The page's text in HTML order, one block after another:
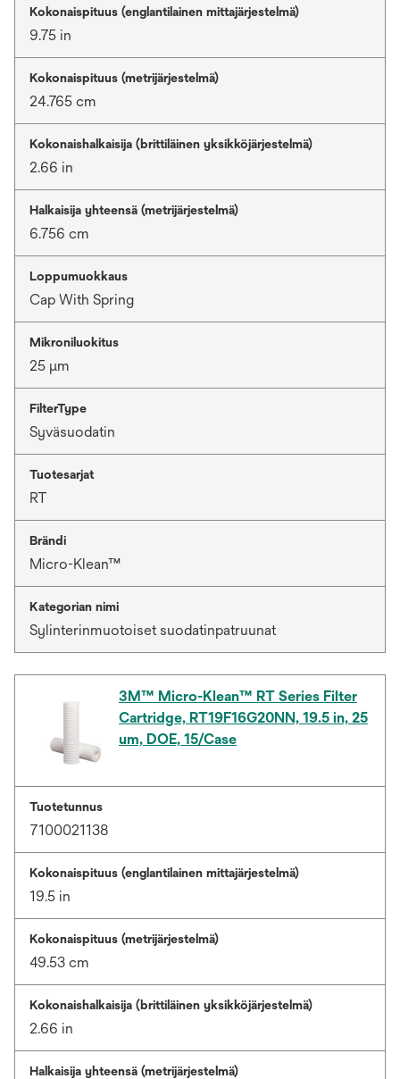
Kokonaispituus (englantilainen mittajärjestelmä)
9.75 in
Kokonaispituus (metrijärjestelmä)
24.765 cm
Kokonaishalkaisija (brittiläinen yksikköjärjestelmä)
2.66 in
Halkaisija yhteensä (metrijärjestelmä)
6.756 cm
Loppumuokkaus
Cap With Spring
Mikroniluokitus
25 μm
FilterType
Syväsuodatin
Tuotesarjat
RT
Brändi
Micro-Klean™
Kategorian nimi
Sylinterinmuotoiset suodatinpatruunat
3M™ Micro-Klean™ RT Series Filter
Cartridge, RT19F16G20NN, 19.5 in, 25
um, DOE, 15/Case
Tuotetunnus
7100021138
Kokonaispituus (englantilainen mittajärjestelmä)
19.5 in
Kokonaispituus (metrijärjestelmä)
49.53 cm
Kokonaishalkaisija (brittiläinen yksikköjärjestelmä)
2.66 in
Halkaisija yhteensä (metrijärjestelmä)